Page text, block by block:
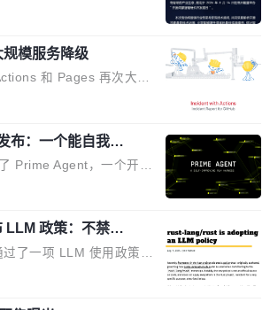
正的痛点。不是所有论文
球的那批论文最有问题。
Shen，一位 ICLR 2
...
的三个开源项目。 第一
Attention 2。 Hieu 的
需要解释，但 FA2 是他
杂度恰到好处，刚好能
还没被那些"邪恶的" Hopp
容易修改和适配。 更关
...
网联化、协同化发展。作
和分布式能力，为不同类
接与互联提供关键支撑，
品创新与商业增长打开新
源鸿蒙智能硬件开发者日
Hardware Develope
活动面向智能硬件产业
行业专家与资深技术顾
能力、设备适配、芯片适
、兼容性测评及统一互联
实战交流，帮助企业进一
...
模服务降级
和 Pages 再次大规
完全不可用超过 5 小时，
管 runner 也因调度层故
Copilot code review、C
部受影响。从检测到完全
这是 2026 年 8 月的第六
Copilot 服务相关。 Git
讨论中贴出了一组数
次 commit。现在，每周
亿次。GitHub...
布：一个能自我改
AGI 3 超越人类
Prime Agent，一个开源
，核心设计围绕两个抽
Model（RLM）和 C
ARC-AGI 3 基准测试
5 的组合达到了 95.
过了 ARC 报告的人类专
一个 coding agent 包装
LLM 政策：不禁
代码不是你写的
过了一项 LLM 使用政策，
一仓库的代码贡献。这不
，目前由五个团队采纳，